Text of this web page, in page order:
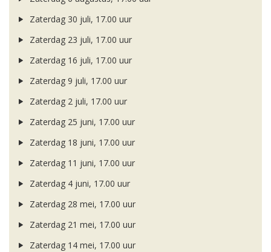
Zaterdag 30 juli, 17.00 uur
Zaterdag 23 juli, 17.00 uur
Zaterdag 16 juli, 17.00 uur
Zaterdag 9 juli, 17.00 uur
Zaterdag 2 juli, 17.00 uur
Zaterdag 25 juni, 17.00 uur
Zaterdag 18 juni, 17.00 uur
Zaterdag 11 juni, 17.00 uur
Zaterdag 4 juni, 17.00 uur
Zaterdag 28 mei, 17.00 uur
Zaterdag 21 mei, 17.00 uur
Zaterdag 14 mei, 17.00 uur